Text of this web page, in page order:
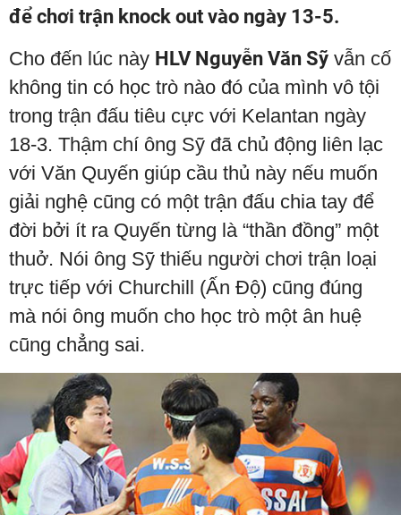
để chơi trận knock out vào ngày 13-5.
Cho đến lúc này HLV Nguyễn Văn Sỹ vẫn cố
không tin có học trò nào đó của mình vô tội
trong trận đấu tiêu cực với Kelantan ngày
18-3. Thậm chí ông Sỹ đã chủ động liên lạc
với Văn Quyến giúp cầu thủ này nếu muốn
giải nghệ cũng có một trận đấu chia tay để
đời bởi ít ra Quyến từng là “thần đồng” một
thuở. Nói ông Sỹ thiếu người chơi trận loại
trực tiếp với Churchill (Ấn Độ) cũng đúng
mà nói ông muốn cho học trò một ân huệ
cũng chẳng sai.